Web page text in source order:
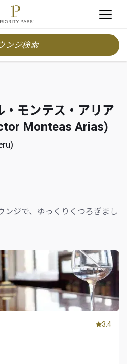
ンジ検索
・モンテス・アリア
Monteas Arias)
ンジで、ゆっくりくつろぎまし
3.4